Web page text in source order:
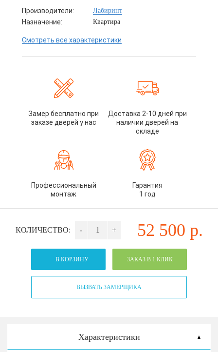
Производители: Лабиринт
Назначение: Квартира
Смотреть все характеристики
Замер бесплатно при
заказе дверей у нас
Доставка 2-10 дней при
наличии дверей на
складе
Профессиональный
монтаж
Гарантия
1 год
КОЛИЧЕСТВО: - + 52 500 р.
В КОРЗИНУ ЗАКАЗ В 1 КЛИК
ВЫЗВАТЬ ЗАМЕРЩИКА
Характеристики